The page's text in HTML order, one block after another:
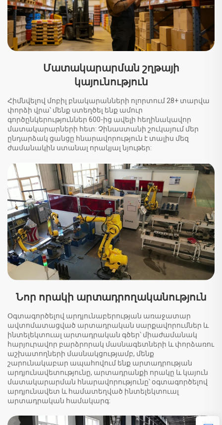
Մատակարարման շղթայի
կայունություն
Հիմնվելով մոբիլ բնակարանների ոլորտում 28+ տարվա
փորձի վրա՝ մենք ստեղծել ենք ամուր
գործընկերություններ 600-ից ավելի հեղինակավոր
մատակարարների հետ: Չինաստանի շուկայում մեր
ընդարձակ ցանցը հնարավորություն է տալիս մեզ
ժամանակին ստանալ որակյալ նյութեր:
Նոր որակի արտադրողականություն
Օգտագործելով արդյունաբերության առաջատար
ավտոմատացված արտադրական սարքավորումներ և
ինտելեկտուալ արտադրական գծեր՝ միաժամանակ
հարյուրավոր բարձրորակ մասնագետների և փորձառու
աշխատողների մասնակցությամբ, մենք
շարունակաբար ապահովում ենք արտադրության
արդյունավետությունը, արտադրանքի որակը և կայուն
մատակարարման հնարավորությունը՝ օգտագործելով
արդյունավետ և համատեղված ինտելեկտուալ
արտադրական համակարգ: